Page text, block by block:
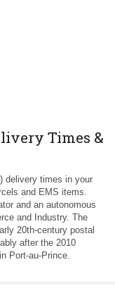
Times &
delivery times in your
and EMS items.
and an autonomous
and Industry. The
20th-century postal
after the 2010
Port-au-Prince.